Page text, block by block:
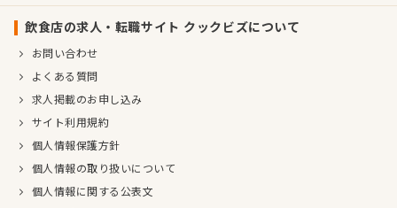
飲食店の求人・転職サイト クックビズについて
お問い合わせ
よくある質問
求人掲載のお申し込み
サイト利用規約
個人情報保護方針
個人情報の取り扱いについて
個人情報に関する公表文